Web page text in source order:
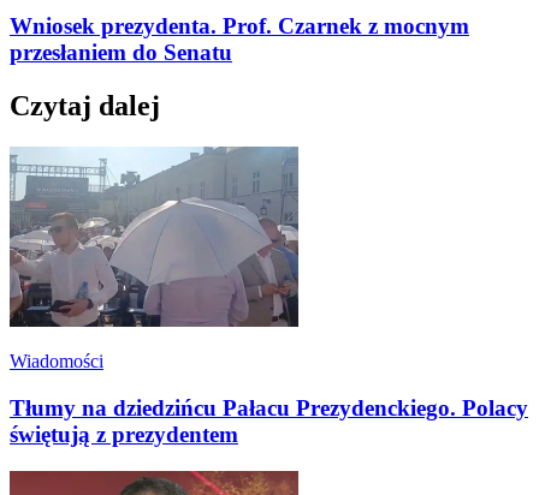
Wniosek prezydenta. Prof. Czarnek z mocnym
przesłaniem do Senatu
Czytaj dalej
Wiadomości
Tłumy na dziedzińcu Pałacu Prezydenckiego. Polacy
świętują z prezydentem